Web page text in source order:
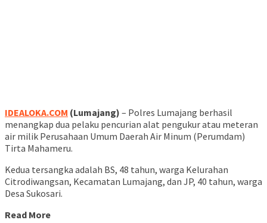
IDEALOKA.COM (Lumajang) – Polres Lumajang berhasil
menangkap dua pelaku pencurian alat pengukur atau meteran
air milik Perusahaan Umum Daerah Air Minum (Perumdam)
Tirta Mahameru.
Kedua tersangka adalah BS, 48 tahun, warga Kelurahan
Citrodiwangsan, Kecamatan Lumajang, dan JP, 40 tahun, warga
Desa Sukosari.
Read More